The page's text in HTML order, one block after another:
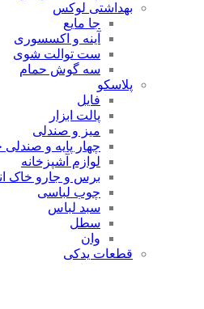
بهداشتی لوکس
جا مایع
آینه و اکسسوری
ست توالت شوی
سه گوش حمام
پلاسکو
فایل
پالت ابزار
میز و صندلی
چهار پایه و صندلی
لوازم آشپزخانه
برس و جارو خاک
چوب لباسی
سبد لباس
سطل
وان
قطعات یدکی